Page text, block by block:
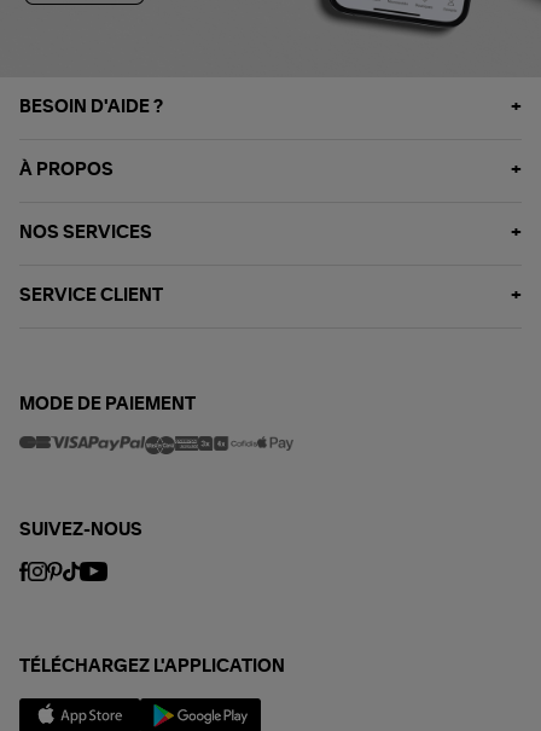
BESOIN D'AIDE ?
À PROPOS
NOS SERVICES
SERVICE CLIENT
MODE DE PAIEMENT
SUIVEZ-NOUS
TÉLÉCHARGEZ L'APPLICATION